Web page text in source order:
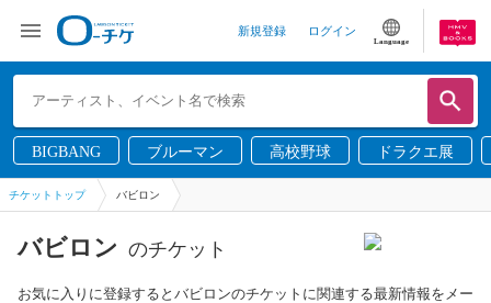
新規登録 ログイン
Language
BIGBANG ブルーマン 高校野球 ドラクエ展
チケットトップ バビロン
バビロン のチケット
お気に入りに登録するとバビロンのチケットに関連する最新情報をメー